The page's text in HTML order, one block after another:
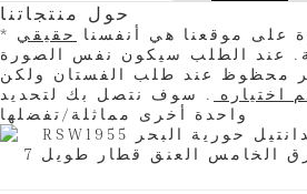
حول منتجاتنا
على موقعنا هي أنفسنا
حقيقي
عند الطلب سيكون نفس الصورة
محظوظ عند طلب الفستان ولكن
اختياره
. سوف نتصل بك لتحديد